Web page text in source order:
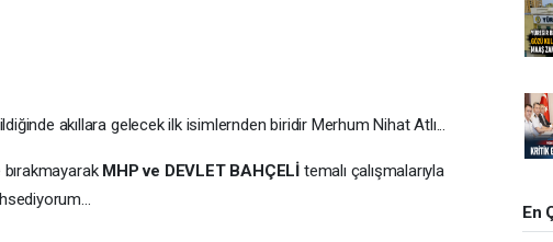
akıllara gelecek ilk isimlernden biridir Merhum Nihat Atlı...
MHP ve DEVLET BAHÇELİ temalı çalışmalarıyla
En